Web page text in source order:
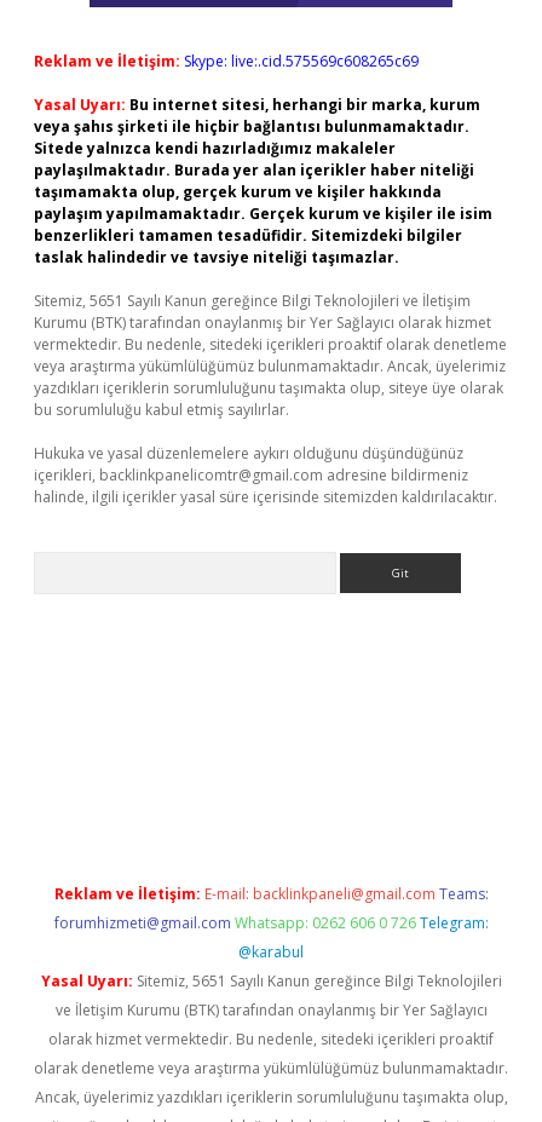
Reklam ve İletişim: Skype: live:.cid.575569c608265c69
Yasal Uyarı: Bu internet sitesi, herhangi bir marka, kurum
veya şahıs şirketi ile hiçbir bağlantısı bulunmamaktadır.
Sitede yalnızca kendi hazırladığımız makaleler
paylaşılmaktadır. Burada yer alan içerikler haber niteliği
taşımamakta olup, gerçek kurum ve kişiler hakkında
paylaşım yapılmamaktadır. Gerçek kurum ve kişiler ile isim
benzerlikleri tamamen tesadüfidir. Sitemizdeki bilgiler
taslak halindedir ve tavsiye niteliği taşımazlar.
Sitemiz, 5651 Sayılı Kanun gereğince Bilgi Teknolojileri ve İletişim
Kurumu (BTK) tarafından onaylanmış bir Yer Sağlayıcı olarak hizmet
vermektedir. Bu nedenle, sitedeki içerikleri proaktif olarak denetleme
veya araştırma yükümlülüğümüz bulunmamaktadır. Ancak, üyelerimiz
yazdıkları içeriklerin sorumluluğunu taşımakta olup, siteye üye olarak
bu sorumluluğu kabul etmiş sayılırlar.
Hukuka ve yasal düzenlemelere aykırı olduğunu düşündüğünüz
içerikleri, backlinkpanelicomtr@gmail.com adresine bildirmeniz
halinde, ilgili içerikler yasal süre içerisinde sitemizden kaldırılacaktır.
Reklam ve İletişim: E-mail: backlinkpaneli@gmail.com Teams:
forumhizmeti@gmail.com Whatsapp: 0262 606 0 726 Telegram:
@karabul
Yasal Uyarı: Sitemiz, 5651 Sayılı Kanun gereğince Bilgi Teknolojileri
ve İletişim Kurumu (BTK) tarafından onaylanmış bir Yer Sağlayıcı
olarak hizmet vermektedir. Bu nedenle, sitedeki içerikleri proaktif
olarak denetleme veya araştırma yükümlülüğümüz bulunmamaktadır.
Ancak, üyelerimiz yazdıkları içeriklerin sorumluluğunu taşımakta olup,